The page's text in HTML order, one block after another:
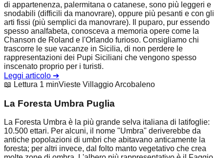
di appartenenza, palermitana o catanese, sono più leggeri e
snodabili (difficili da manovrare), oppure più pesanti e con gli
arti fissi (più semplici da manovrare). Il puparo, pur essendo
spesso analfabeta, conosceva a memoria opere come la
Chanson de Roland e l'Orlando furioso. Consigliamo chi
trascorre le sue vacanze in Sicilia, di non perdere le
rappresentazioni dei Pupi Siciliani che vengono spesso
inscenato proprio per i turisti.
Leggi articolo ➔
📖 Lettura 1 minVieste Villaggio Arcobaleno
La Foresta Umbra Puglia
La Foresta Umbra è la più grande selva italiana di latifoglie:
10.500 ettari. Per alcuni, il nome "Umbra" deriverebbe da
antiche popolazioni di umbri che abitavano anticamente la
foresta; per altri invece, dal folto manto vegetativo che crea